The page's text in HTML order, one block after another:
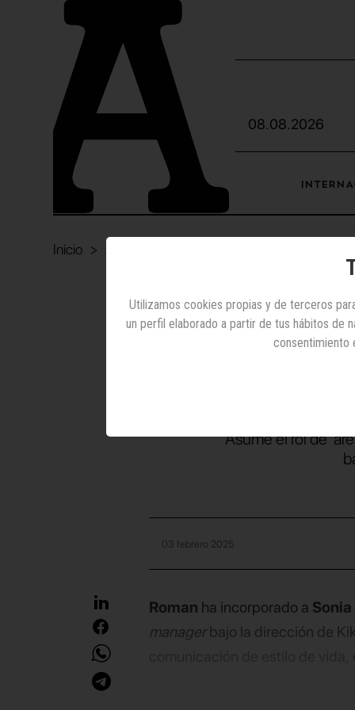
08.08.2026
Inicio
Asume el rol de
03 febrero 2025
Roman ha incorporado a
managerbajo la dirección de
Utilizamos cookies propias y de terceros
un perfil elaborado a partir de tus hábitos de
consentimiento